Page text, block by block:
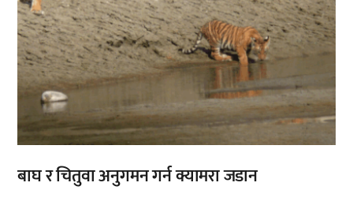
बाघ र चितुवा अनुगमन गर्न क्यामरा जडान